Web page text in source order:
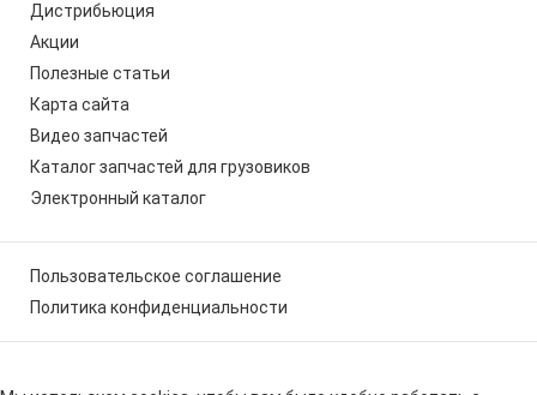
Дистрибьюция
Акции
Полезные статьи
Карта сайта
Видео запчастей
Каталог запчастей для грузовиков
Электронный каталог
Пользовательское соглашение
Политика конфиденциальности